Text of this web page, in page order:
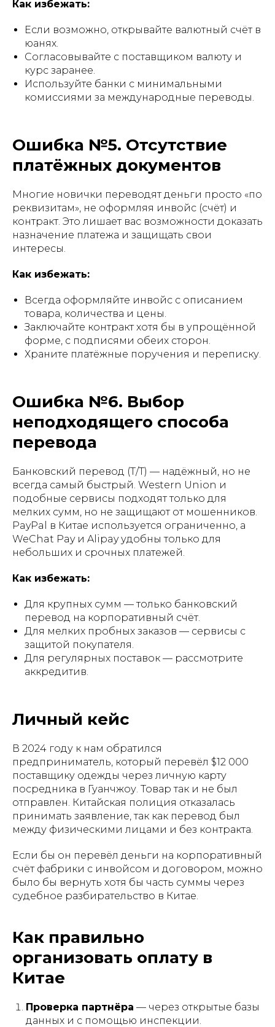
Как избежать:
Если возможно, открывайте валютный счёт в
юанях.
Согласовывайте с поставщиком валюту и
курс заранее.
Используйте банки с минимальными
комиссиями за международные переводы.
Ошибка №5. Отсутствие
платёжных документов
Многие новички переводят деньги просто «по
реквизитам», не оформляя инвойс (счёт) и
контракт. Это лишает вас возможности доказать
назначение платежа и защищать свои
интересы.
Как избежать:
Всегда оформляйте инвойс с описанием
товара, количества и цены.
Заключайте контракт хотя бы в упрощённой
форме, с подписями обеих сторон.
Храните платёжные поручения и переписку.
Ошибка №6. Выбор
неподходящего способа
перевода
Банковский перевод (T/T) — надёжный, но не
всегда самый быстрый. Western Union и
подобные сервисы подходят только для
мелких сумм, но не защищают от мошенников.
PayPal в Китае используется ограниченно, а
WeChat Pay и Alipay удобны только для
небольших и срочных платежей.
Как избежать:
Для крупных сумм — только банковский
перевод на корпоративный счёт.
Для мелких пробных заказов — сервисы с
защитой покупателя.
Для регулярных поставок — рассмотрите
аккредитив.
Личный кейс
В 2024 году к нам обратился
предприниматель, который перевёл $12 000
поставщику одежды через личную карту
посредника в Гуанчжоу. Товар так и не был
отправлен. Китайская полиция отказалась
принимать заявление, так как перевод был
между физическими лицами и без контракта.
Если бы он перевёл деньги на корпоративный
счёт фабрики с инвойсом и договором, можно
было бы вернуть хотя бы часть суммы через
судебное разбирательство в Китае.
Как правильно
организовать оплату в
Китае
Проверка партнёра — через открытые базы
данных и с помощью инспекции.